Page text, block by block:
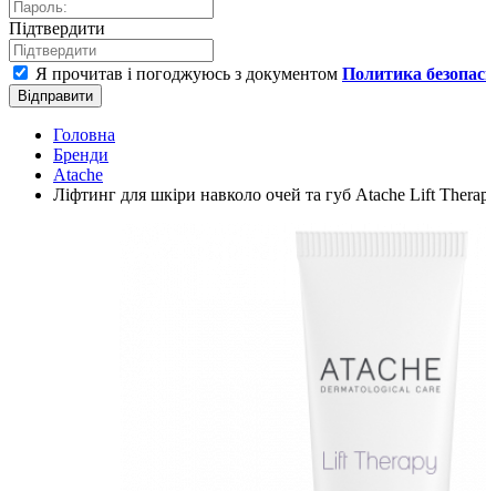
Підтвердити
Я прочитав і погоджуюсь з документом Политика
Відправити
Головна
Бренди
Atache
Ліфтинг для шкіри навколо очей та губ Atache Lift